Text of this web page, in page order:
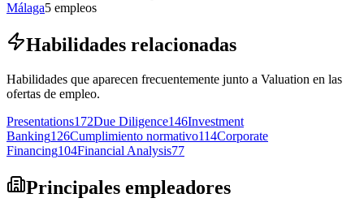
Málaga5 empleos
Habilidades relacionadas
Habilidades que aparecen frecuentemente junto a Valuation en las
ofertas de empleo.
Presentations172Due Diligence146Investment
Banking126Cumplimiento normativo114Corporate
Financing104Financial Analysis77
Principales empleadores